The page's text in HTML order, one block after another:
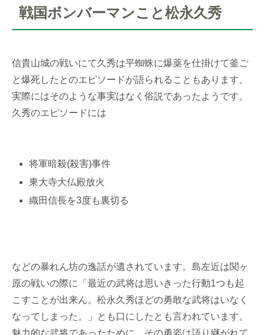
戦国ボンバーマンこと松永久秀
信貴山城の戦いにて久秀は平蜘蛛に爆薬を仕掛けて釜ご
と爆死したとのエピソードが語られることもあります。
実際にはそのような事実はなく俗説であったようです。
久秀のエピソードには
将軍暗殺(殺害)事件
東大寺大仏殿放火
織田信長を3度も裏切る
などの暴れん坊の逸話が遺されています。島左近は関ヶ
原の戦いの際に「最近の武将は思いきった行動1つも起
こすことが出来ん。松永久秀ほどの勇敢な武将はいなく
なってしまった。」とも口にしたとも言われています。
魅力的な武将であったために、その勇姿は語り継がれて